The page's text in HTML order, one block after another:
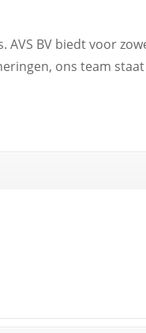
BV biedt voor
ons team